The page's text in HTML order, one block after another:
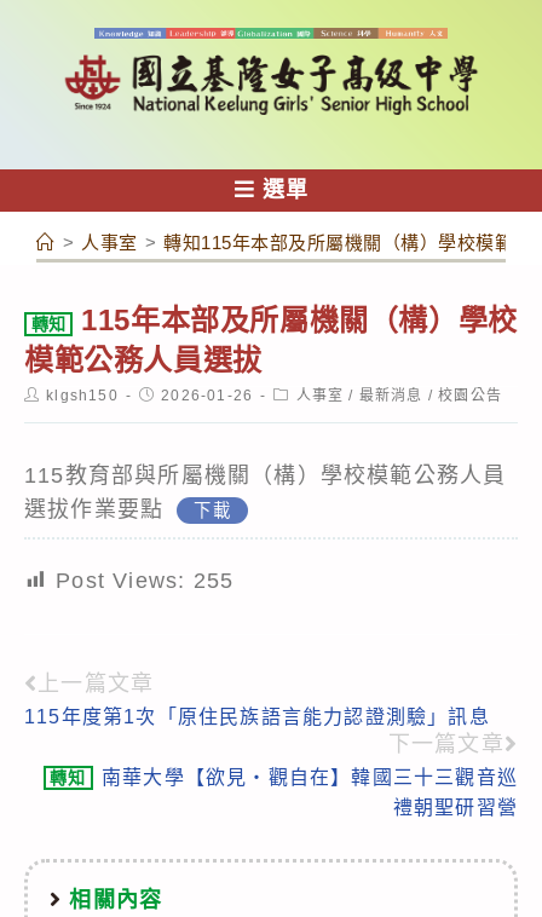
容
選單
> 人事室 > 轉知115年本部及所屬機關（構）學校模範公
轉知
115年本部及所屬機關（構）學校
模範公務人員選拔
Postklgsh150
Post2026-01-26
Post人事室 / 最新消息 / 校園公告
115教育部與所屬機關（構）學校模範公務人員
選拔作業要點
下載
Post Views: 255
Read
more
articles
上一篇文章
115年度第1次「原住民族語言能力認證測驗」訊息
下一篇文章
轉知
南華大學【欲見‧觀自在】韓國三十三觀音巡
禮朝聖研習營
相關內容